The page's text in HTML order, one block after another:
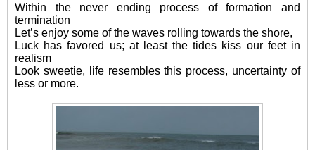
Within the never ending process of formation and
termination
Let’s enjoy some of the waves rolling towards the shore,
Luck has favored us; at least the tides kiss our feet in
realism
Look sweetie, life resembles this process, uncertainty of
less or more.